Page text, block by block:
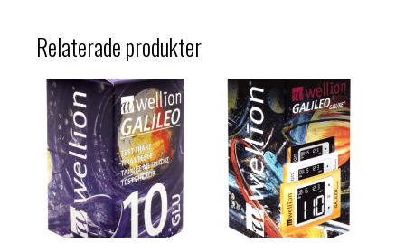
Relaterade produkter